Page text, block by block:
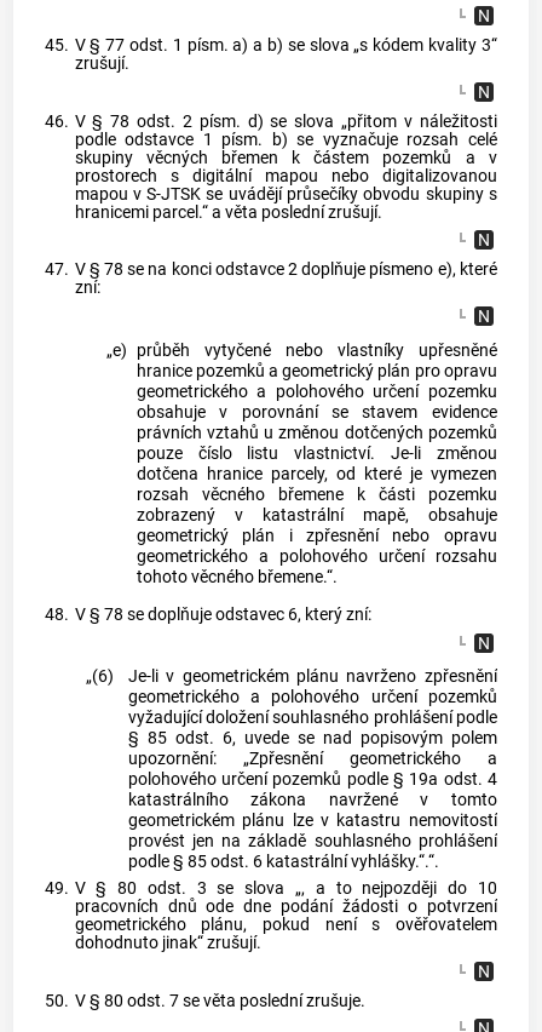
45. V § 77 odst. 1 písm. a) a b) se slova „s kódem kvality 3“
zrušují.
46. V § 78 odst. 2 písm. d) se slova „přitom v náležitosti
podle odstavce 1 písm. b) se vyznačuje rozsah celé
skupiny věcných břemen k částem pozemků a v
prostorech s digitální mapou nebo digitalizovanou
mapou v S-JTSK se uvádějí průsečíky obvodu skupiny s
hranicemi parcel.“ a věta poslední zrušují.
47. V § 78 se na konci odstavce 2 doplňuje písmeno e), které
zní:
„e) průběh vytyčené nebo vlastníky upřesněné
hranice pozemků a geometrický plán pro opravu
geometrického a polohového určení pozemku
obsahuje v porovnání se stavem evidence
právních vztahů u změnou dotčených pozemků
pouze číslo listu vlastnictví. Je-li změnou
dotčena hranice parcely, od které je vymezen
rozsah věcného břemene k části pozemku
zobrazený v katastrální mapě, obsahuje
geometrický plán i zpřesnění nebo opravu
geometrického a polohového určení rozsahu
tohoto věcného břemene.“.
48. V § 78 se doplňuje odstavec 6, který zní:
„(6)
Je-li v geometrickém plánu navrženo zpřesnění
geometrického a polohového určení pozemků
vyžadující doložení souhlasného prohlášení podle
§ 85 odst. 6, uvede se nad popisovým polem
upozornění: „Zpřesnění geometrického a
polohového určení pozemků podle § 19a odst. 4
katastrálního zákona navržené v tomto
geometrickém plánu lze v katastru nemovitostí
provést jen na základě souhlasného prohlášení
podle § 85 odst. 6 katastrální vyhlášky.“.“.
49. V § 80 odst. 3 se slova „, a to nejpozději do 10
pracovních dnů ode dne podání žádosti o potvrzení
geometrického plánu, pokud není s ověřovatelem
dohodnuto jinak“ zrušují.
50. V § 80 odst. 7 se věta poslední zrušuje.